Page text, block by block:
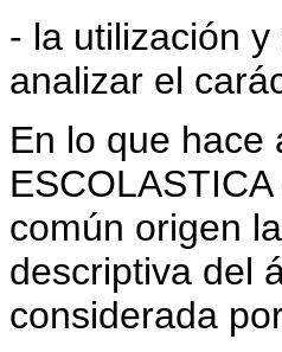
- la utilización
analizar el
En lo que hace
común origen
descriptiva del
considerada